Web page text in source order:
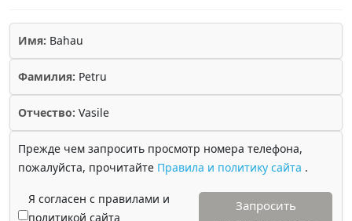
Имя: Bahau
Фамилия: Petru
Отчество: Vasile
Прежде чем запросить просмотр номера телефона,
пожалуйста, прочитайте Правила и политику сайта .
Я согласен с правилами и
политикой сайта
Запросить